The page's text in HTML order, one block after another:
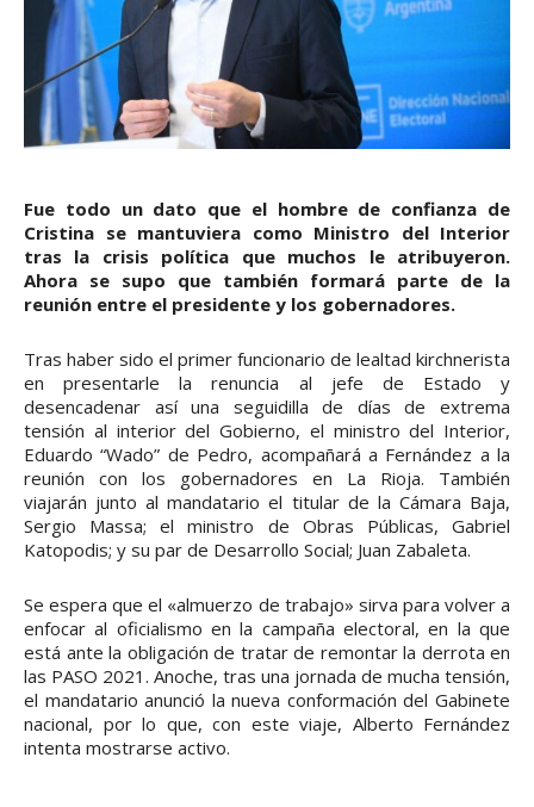
Fue todo un dato que el hombre de confianza de
Cristina se mantuviera como Ministro del Interior
tras la crisis política que muchos le atribuyeron.
Ahora se supo que también formará parte de la
reunión entre el presidente y los gobernadores.
Tras haber sido el primer funcionario de lealtad kirchnerista
en presentarle la renuncia al jefe de Estado y
desencadenar así una seguidilla de días de extrema
tensión al interior del Gobierno, el ministro del Interior,
Eduardo “Wado” de Pedro, acompañará a Fernández a la
reunión con los gobernadores en La Rioja. También
viajarán junto al mandatario el titular de la Cámara Baja,
Sergio Massa; el ministro de Obras Públicas, Gabriel
Katopodis; y su par de Desarrollo Social; Juan Zabaleta.
Se espera que el «almuerzo de trabajo» sirva para volver a
enfocar al oficialismo en la campaña electoral, en la que
está ante la obligación de tratar de remontar la derrota en
las PASO 2021. Anoche, tras una jornada de mucha tensión,
el mandatario anunció la nueva conformación del Gabinete
nacional, por lo que, con este viaje, Alberto Fernández
intenta mostrarse activo.